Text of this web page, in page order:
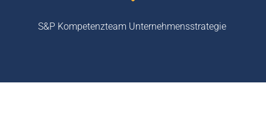
S&P Kompetenzteam Unternehmensstrategie